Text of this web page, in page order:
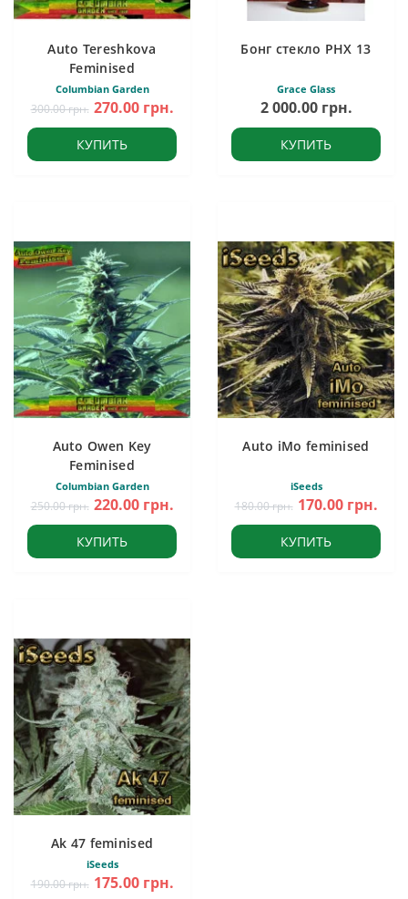
Auto Tereshkova
Feminised
Columbian Garden
300.00 грн. 270.00 грн.
КУПИТЬ
Бонг стекло PHX 13
Grace Glass
2 000.00 грн.
КУПИТЬ
Auto Owen Key
Feminised
Columbian Garden
250.00 грн. 220.00 грн.
КУПИТЬ
Auto iMo feminised
iSeeds
180.00 грн. 170.00 грн.
КУПИТЬ
Ak 47 feminised
iSeeds
190.00 грн. 175.00 грн.